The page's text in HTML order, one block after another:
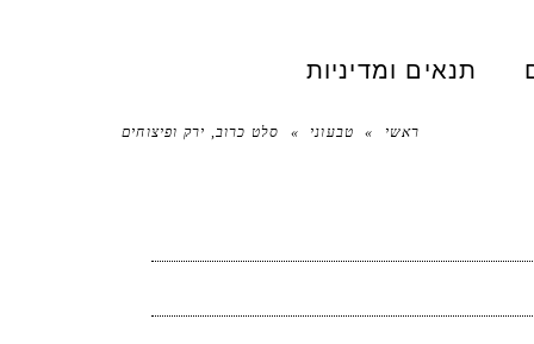
תנאים ומדיניות
ראשי » טבעוני » סלט כרוב, ירק ופיצוחים